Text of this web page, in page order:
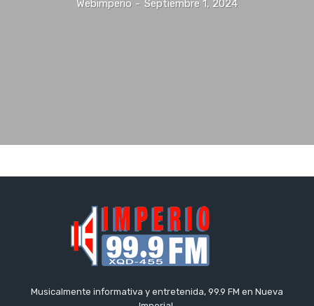
Webimperio - Septiembre 1, 2024
Musicalmente informativa y entretenida, 99.9 FM en Nueva